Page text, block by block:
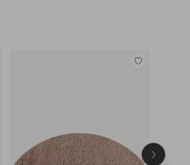
Legg
Neste